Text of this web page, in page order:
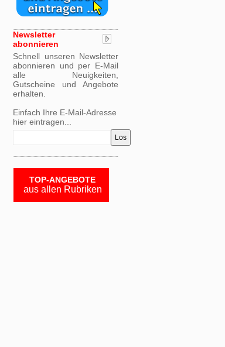
Newsletter
abonnieren
Schnell unseren Newsletter
abonnieren und per E-Mail
alle Neuigkeiten,
Gutscheine und Angebote
erhalten.
Einfach Ihre E-Mail-Adresse
hier eintragen...
TOP-ANGEBOTE
aus allen Rubriken